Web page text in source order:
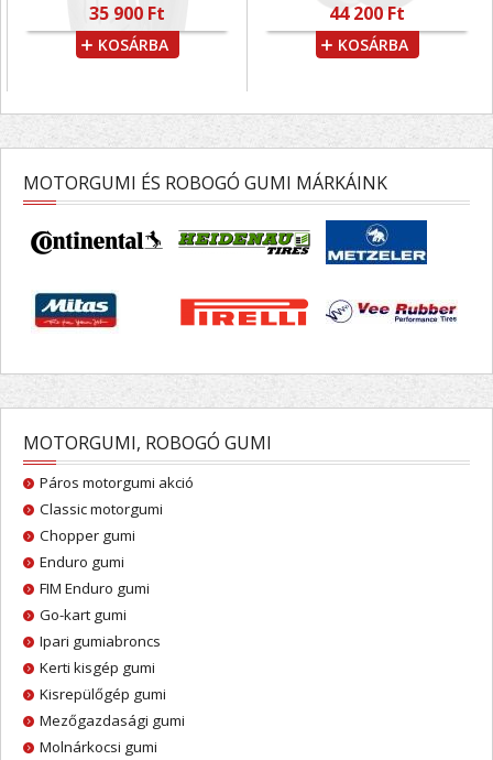
35 900 Ft
KOSÁRBA
44 200 Ft
KOSÁRBA
MOTORGUMI ÉS ROBOGÓ GUMI MÁRKÁINK
MOTORGUMI, ROBOGÓ GUMI
Páros motorgumi akció
Classic motorgumi
Chopper gumi
Enduro gumi
FIM Enduro gumi
Go-kart gumi
Ipari gumiabroncs
Kerti kisgép gumi
Kisrepülőgép gumi
Mezőgazdasági gumi
Molnárkocsi gumi